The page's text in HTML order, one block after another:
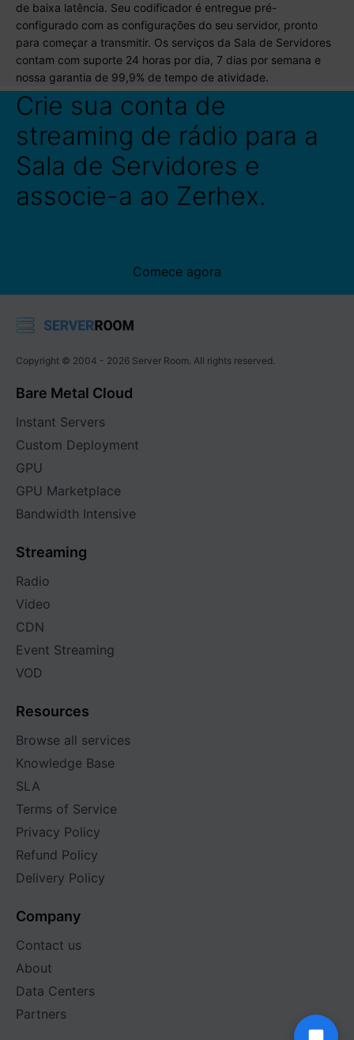
de baixa latência. Seu codificador é entregue pré-
configurado com as configurações do seu servidor, pronto
para começar a transmitir. Os serviços da Sala de Servidores
contam com suporte 24 horas por dia, 7 dias por semana e
nossa garantia de 99,9% de tempo de atividade.
Crie sua conta de
streaming de rádio para a
Sala de Servidores e
associe-a ao Zerhex.
Comece agora
Copyright © 2004 - 2026 Server Room. All rights reserved.
Bare Metal Cloud
Instant Servers
Custom Deployment
GPU
GPU Marketplace
Bandwidth Intensive
Streaming
Radio
Video
CDN
Event Streaming
VOD
Resources
Browse all services
Knowledge Base
SLA
Terms of Service
Privacy Policy
Refund Policy
Delivery Policy
Company
Contact us
About
Data Centers
Partners